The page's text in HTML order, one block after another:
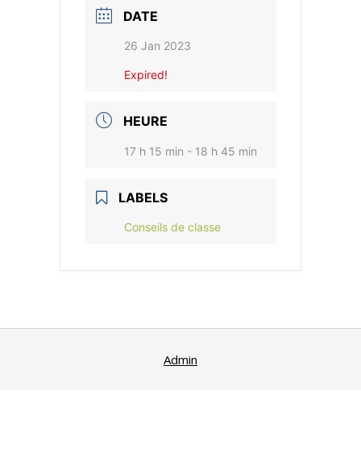
DATE
26 Jan 2023
Expired!
HEURE
17 h 15 min - 18 h 45 min
LABELS
Conseils de classe
Admin